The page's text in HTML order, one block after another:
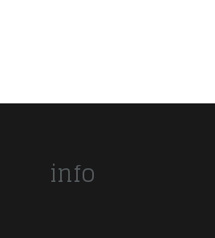
info